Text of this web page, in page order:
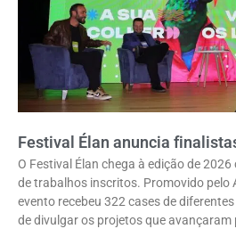
Festival Élan anuncia
O Festival Élan chega à edição de
de trabalhos inscritos. Promovido pelo
evento recebeu 322 cases de
de divulgar os projetos que avançaram